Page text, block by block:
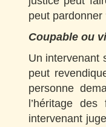
peut pardonner
Coupable ou
Un intervenant
peut
personne
l’héritage
intervenant